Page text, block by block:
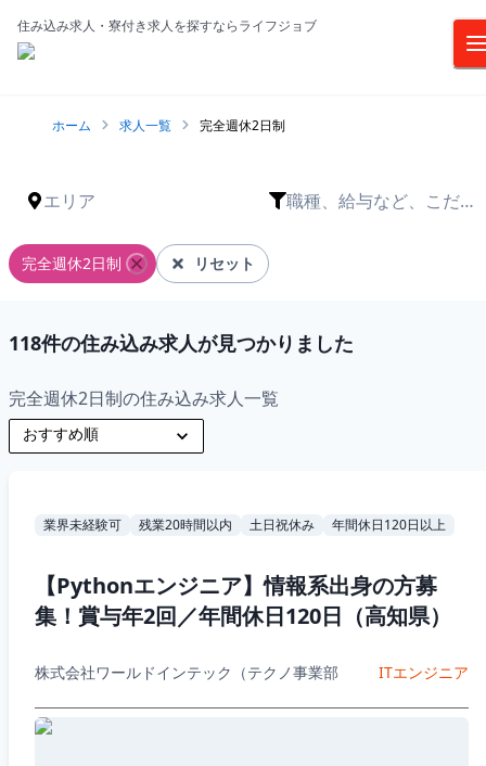
住み込み求人・寮付き求人を探すならライフジョブ
ホーム 求人一覧 完全週休2日制
エリア
職種、給与など、こだわ
完全週休2日制 リセット
118件の住み込み求人が見つかりました
完全週休2日制の住み込み求人一覧
業界未経験可 残業20時間以内 土日祝休み 年間休日120日以上
【Pythonエンジニア】情報系出身の方募
集！賞与年2回／年間休日120日（高知県）
株式会社ワールドインテック（テクノ事業部 ITエンジニア